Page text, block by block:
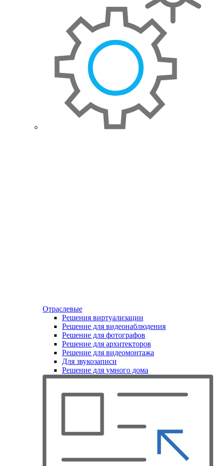
Отраслевые
Решения виртуализации
Решение для видеонаблюдения
Решение для фотографов
Решение для архитекторов
Решение для видеомонтажа
Для звукозаписи
Решение для умного дома